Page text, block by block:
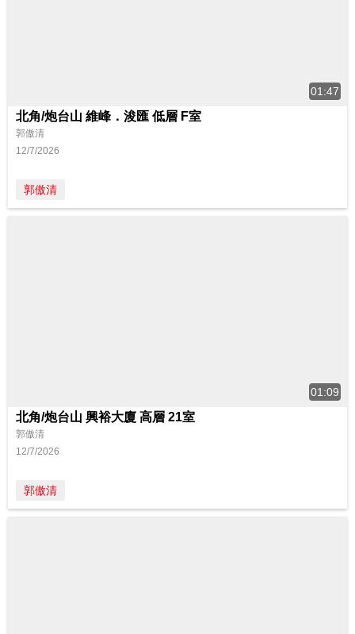
01:47
北角/炮台山 維峰．浚匯 低層 F室
郭傲清
12/7/2026
郭傲清
01:09
北角/炮台山 興裕大廈 高層 21室
郭傲清
12/7/2026
郭傲清